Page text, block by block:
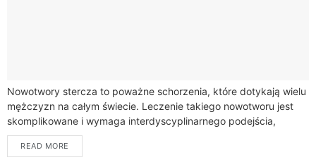
Nowotwory stercza to poważne schorzenia, które dotykają wielu
mężczyzn na całym świecie. Leczenie takiego nowotworu jest
skomplikowane i wymaga interdyscyplinarnego podejścia,
obejmującego różne metody terapeutyczne. Wybór
odpowiedniego leczenia zależy od...
READ MORE